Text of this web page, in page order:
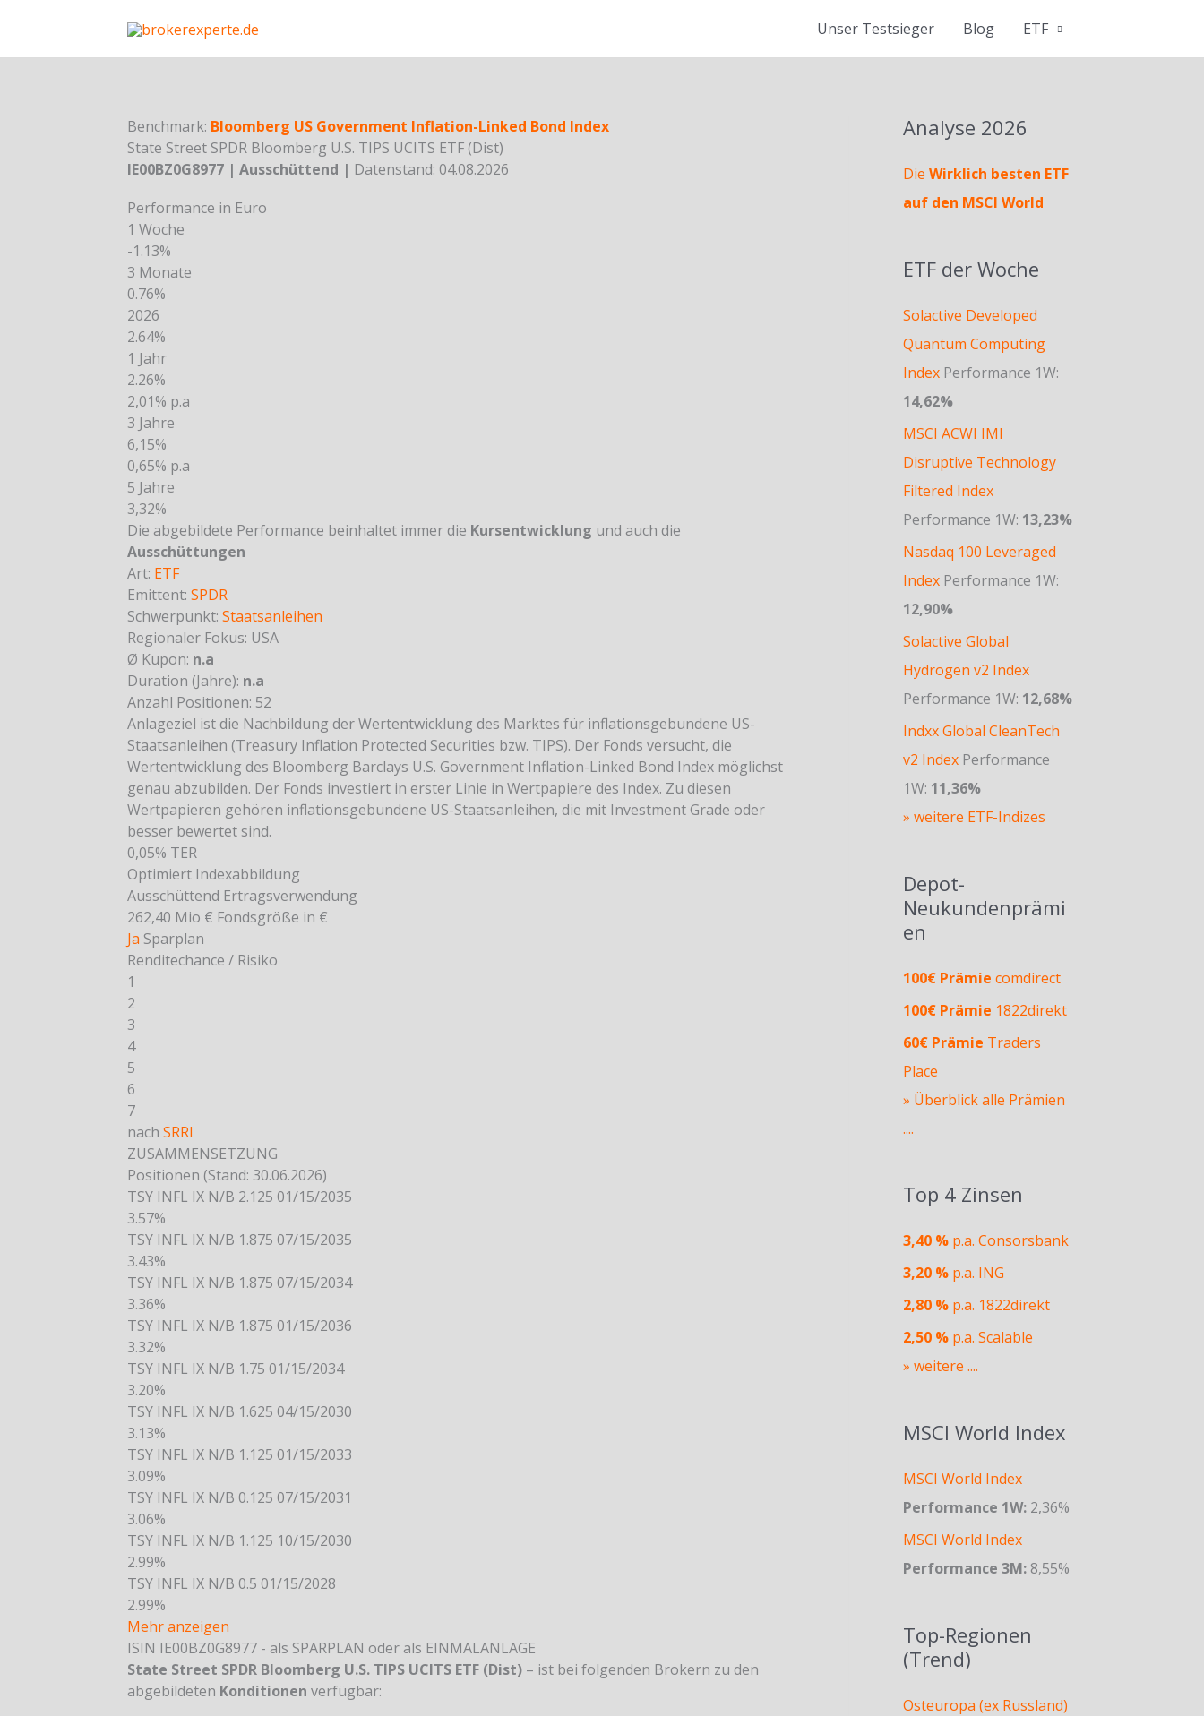
content
Unser Testsieger Blog ETF
Benchmark: Bloomberg US Government Inflation-Linked Bond Index
State Street SPDR Bloomberg U.S. TIPS UCITS ETF (Dist)
IE00BZ0G8977 | Ausschüttend | Datenstand: 04.08.2026
Performance in Euro
1 Woche
-1.13%
3 Monate
0.76%
2026
2.64%
1 Jahr
2.26%
2,01% p.a
3 Jahre
6,15%
0,65% p.a
5 Jahre
3,32%
Die abgebildete Performance beinhaltet immer die Kursentwicklung und auch die
Ausschüttungen
Art: ETF
Emittent: SPDR
Schwerpunkt: Staatsanleihen
Regionaler Fokus: USA
Ø Kupon: n.a
Duration (Jahre): n.a
Anzahl Positionen: 52
Anlageziel ist die Nachbildung der Wertentwicklung des Marktes für inflationsgebundene US-
Staatsanleihen (Treasury Inflation Protected Securities bzw. TIPS). Der Fonds versucht, die
Wertentwicklung des Bloomberg Barclays U.S. Government Inflation-Linked Bond Index möglichst
genau abzubilden. Der Fonds investiert in erster Linie in Wertpapiere des Index. Zu diesen
Wertpapieren gehören inflationsgebundene US-Staatsanleihen, die mit Investment Grade oder
besser bewertet sind.
0,05% TER
Optimiert Indexabbildung
Ausschüttend Ertragsverwendung
262,40 Mio € Fondsgröße in €
Ja Sparplan
Renditechance / Risiko
1
2
3
4
5
6
7
nach SRRI
ZUSAMMENSETZUNG
Positionen (Stand: 30.06.2026)
TSY INFL IX N/B 2.125 01/15/2035
3.57%
TSY INFL IX N/B 1.875 07/15/2035
3.43%
TSY INFL IX N/B 1.875 07/15/2034
3.36%
TSY INFL IX N/B 1.875 01/15/2036
3.32%
TSY INFL IX N/B 1.75 01/15/2034
3.20%
TSY INFL IX N/B 1.625 04/15/2030
3.13%
TSY INFL IX N/B 1.125 01/15/2033
3.09%
TSY INFL IX N/B 0.125 07/15/2031
3.06%
TSY INFL IX N/B 1.125 10/15/2030
2.99%
TSY INFL IX N/B 0.5 01/15/2028
2.99%
Mehr anzeigen
ISIN IE00BZ0G8977 - als SPARPLAN oder als EINMALANLAGE
State Street SPDR Bloomberg U.S. TIPS UCITS ETF (Dist) – ist bei folgenden Brokern zu den
abgebildeten Konditionen verfügbar:
Analyse 2026
Die Wirklich besten ETF
auf den MSCI World
ETF der Woche
Solactive Developed
Quantum Computing
IndexPerformance 1W:
14,62%
MSCI ACWI IMI
Disruptive Technology
Filtered Index
Performance 1W: 13,23%
Nasdaq 100 Leveraged
IndexPerformance 1W:
12,90%
Solactive Global
Hydrogen v2 Index
Performance 1W: 12,68%
Indxx Global CleanTech
v2 IndexPerformance
1W: 11,36%
» weitere ETF-Indizes
Depot-
Neukundenprämi
en
100€ Prämie comdirect
100€ Prämie 1822direkt
60€ Prämie Traders
Place
» Überblick alle Prämien
....
Top 4 Zinsen
3,40 %p.a. Consorsbank
3,20 %p.a. ING
2,80 %p.a. 1822direkt
2,50 %p.a. Scalable
» weitere ....
MSCI World Index
MSCI World Index
Performance 1W: 2,36%
MSCI World Index
Performance 3M: 8,55%
Top-Regionen
(Trend)
Osteuropa (ex Russland)